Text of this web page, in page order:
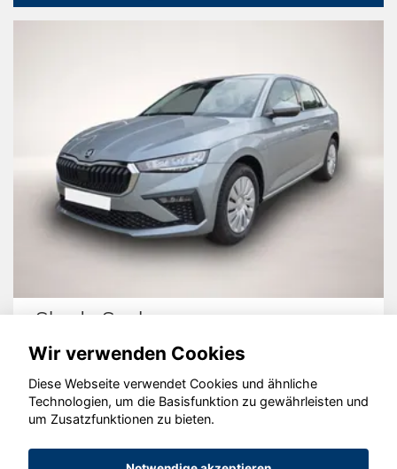
Skoda Scala
© konjunkturmotor.de GmbH 2020 - 2026
Wir verwenden Cookies
Diese Webseite verwendet Cookies und ähnliche
Technologien, um die Basisfunktion zu gewährleisten und
um Zusatzfunktionen zu bieten.